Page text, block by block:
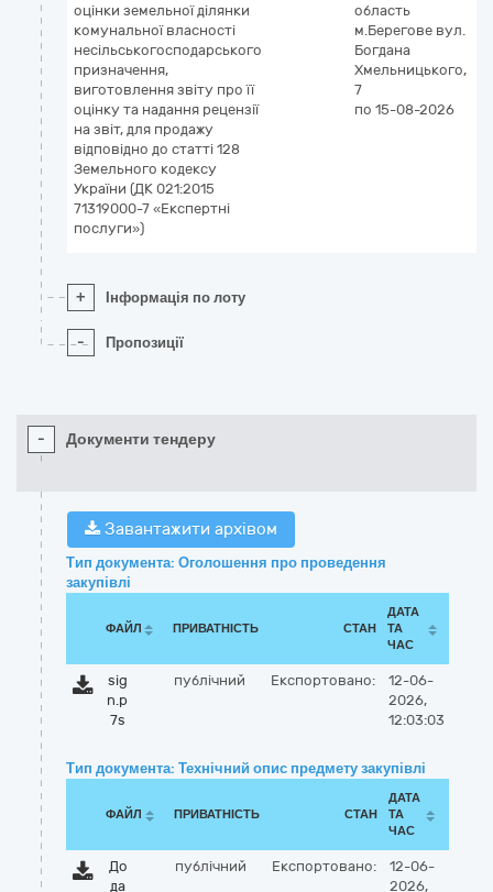
оцінки земельної ділянки
комунальної власності
несільськогосподарського
призначення,
виготовлення звіту про її
оцінку та надання рецензії
на звіт, для продажу
відповідно до статті 128
Земельного кодексу
України (ДК 021:2015
71319000-7 «Експертні
послуги»)
область
м.Берегове вул.
Богдана
Хмельницького,
7
по 15-08-2026
+ Інформація по лоту
- Пропозиції
- Документи тендеру
Завантажити архівом
Тип документа: Оголошення про проведення
закупівлі
ФАЙЛ ПРИВАТНІСТЬ СТАН
ДАТА
ТА
ЧАС
sig
n.p
7s
публічний Експортовано:
12-06-
2026,
12:03:03
Тип документа: Технічний опис предмету закупівлі
ФАЙЛ ПРИВАТНІСТЬ СТАН
ДАТА
ТА
ЧАС
До
да
публічний Експортовано:
12-06-
2026,